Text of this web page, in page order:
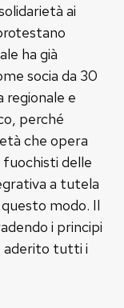
ai
ha già
socia da 30
regionale e
perché
che opera
fuochisti delle
a tutela
modo. Il
i principi
aderito tutti i